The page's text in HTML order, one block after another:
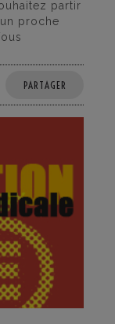
partir
proche
PARTAGER